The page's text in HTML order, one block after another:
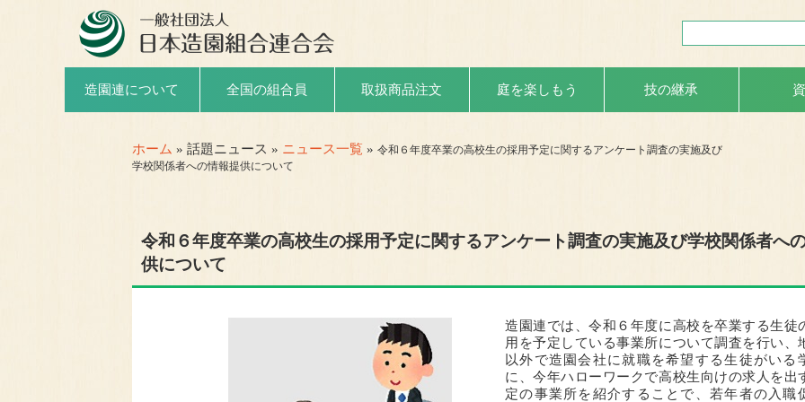
造園連について 全国の組合員 取扱商品注文 庭を楽しもう 技の継承
ホーム » 話題ニュース » ニュース一覧 » 令和６年度卒業の高校生の採用予定に関するアンケート調査の実施及び
学校関係者への情報提供について
令和６年度卒業の高校生の採用予定に関するアンケート調査の実施及び学校関係者へ
供について
造園連では、令和６年度に高校を卒業する生徒
用を予定している事業所について調査を行い、
以外で造園会社に就職を希望する生徒がいる
に、今年ハローワークで高校生向けの求人を出
定の事業所を紹介することで、若年者の入職